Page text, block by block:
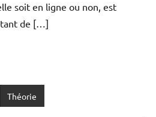
soit en ligne ou non, est
de […]
Théorie